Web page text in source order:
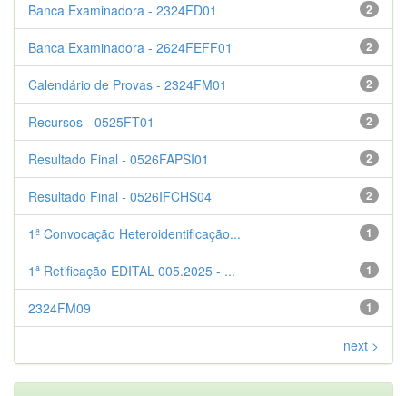
2
Banca Examinadora - 2324FD01
2
Banca Examinadora - 2624FEFF01
2
Calendário de Provas - 2324FM01
2
Recursos - 0525FT01
2
Resultado Final - 0526FAPSI01
2
Resultado Final - 0526IFCHS04
1
1ª Convocação Heteroidentificação...
1
1ª Retificação EDITAL 005.2025 - ...
1
2324FM09
next >